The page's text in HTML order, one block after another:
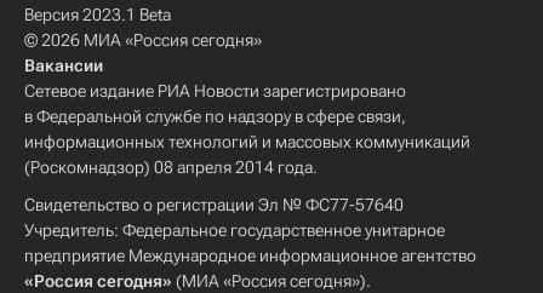
Версия 2023.1 Beta
© 2026 МИА «Россия сегодня»
Вакансии
Сетевое издание РИА Новости зарегистрировано
в Федеральной службе по надзору в сфере связи,
информационных технологий и массовых коммуникаций
(Роскомнадзор) 08 апреля 2014 года.
Свидетельство о регистрации Эл № ФС77-57640
Учредитель: Федеральное государственное унитарное
предприятие Международное информационное агентство
«Россия сегодня» (МИА «Россия сегодня»).